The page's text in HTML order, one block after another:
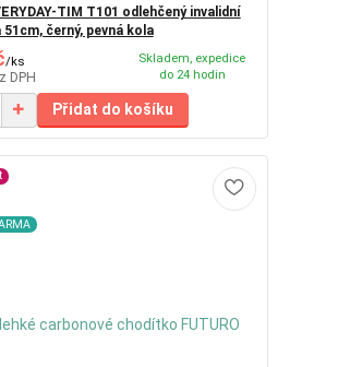
TIM T101 odlehčený invalidní
černý, pevná kola
/ks
DPH
Skladem, expedice
do 24 hodin
Přidat do košíku